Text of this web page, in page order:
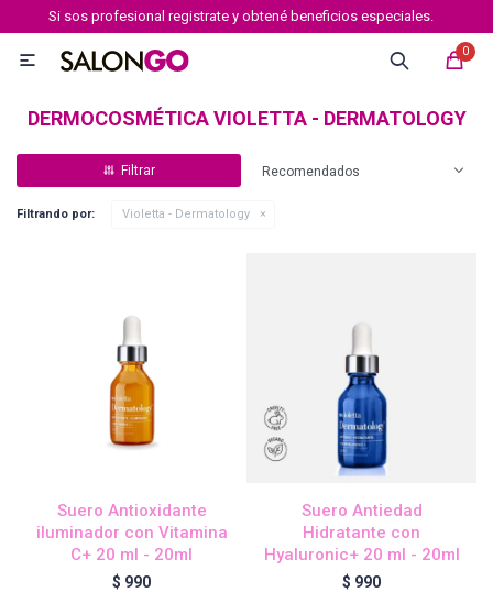
Si sos profesional registrate y obtené beneficios especiales.
0

DERMOCOSMÉTICA VIOLETTA - DERMATOLOGY
Recomendados
Filtrando por: Violetta - Dermatology
Suero Antioxidante
iluminador con Vitamina
C+ 20 ml - 20ml
$ 990
Suero Antiedad
Hidratante con
Hyaluronic+ 20 ml - 20ml
$ 990
MI CUENTA
Essensity